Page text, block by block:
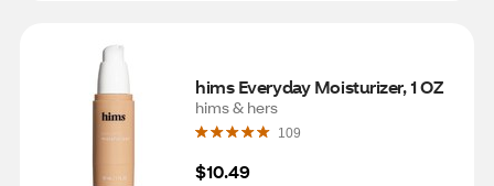
hims Everyday Moisturizer, 1 OZ
hims & hers
109
$10.49